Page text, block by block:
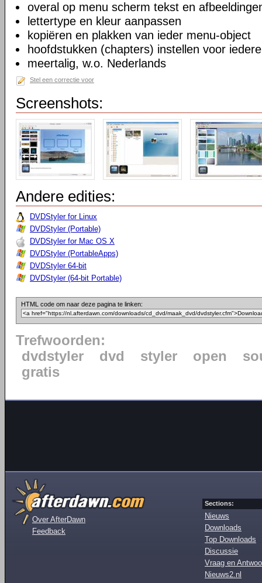
overal op menu scherm tekst en
lettertype en kleur aanpassen
kopiëren en plakken van ieder menu-object
hoofdstukken (chapters) instellen voor
meertalig, w.o. Nederlands
Stel een correctie voor
Screenshots:
Andere edities:
DVDStyler for Linux
DVDStyler (Portable)
DVDStyler for Mac OS X
DVDStyler (PortableApps)
DVDStyler 64-bit
DVDStyler (64-bit Portable)
HTML code om naar deze pagina te linken:
Trefwoorden:
dvdstyler
dvd styler open
gratis
Over AfterDawn
Feedback
Sections:
Nieuws
Downloads
Top Downloads
Discussie
Vraag en
Nieuws2.nl